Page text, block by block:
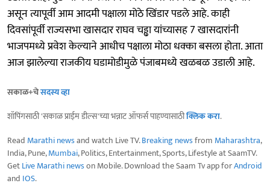
असून त्यापूर्वी आम आदमी पक्षाला मोठे खिंडार पडले आहे. काही
दिवसांपूर्वी राज्यसभा खासदार राघव चड्ढा यांच्यासह 7 खासदारांनी
भाजपमध्ये प्रवेश केल्याने आधीच पक्षाला मोठा धक्का बसला होता. आता
आज झालेल्या राजकीय घडामोडीमुळे पंजाबमध्ये खळबळ उडाली आहे.
सकाळ+चेसदस्य व्हा
शॉपिंगसाठी 'सकाळ प्राईम डील्स'च्या भन्नाट ऑफर्स पाहण्यासाठीक्लिक करा.
Read Marathi newsand watch Live TV.Breaking newsfrom Maharashtra,
India, Pune,Mumbai, Politics, Entertainment, Sports, Lifestyle at SaamTV.
GetLive Marathi newson Mobile. Download the Saam Tv app forAndroid
and IOS.